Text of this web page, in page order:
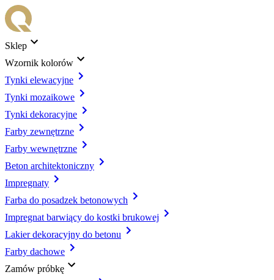
Sklep
Wzornik kolorów
Tynki elewacyjne
Tynki mozaikowe
Tynki dekoracyjne
Farby zewnętrzne
Farby wewnętrzne
Beton architektoniczny
Impregnaty
Farba do posadzek betonowych
Impregnat barwiący do kostki brukowej
Lakier dekoracyjny do betonu
Farby dachowe
Zamów próbkę